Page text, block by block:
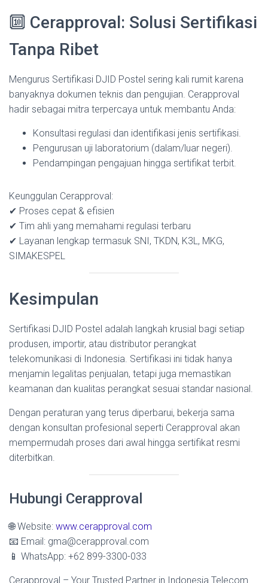
🔟 Cerapproval: Solusi Sertifikasi
Tanpa Ribet
Mengurus Sertifikasi DJID Postel sering kali rumit karena
banyaknya dokumen teknis dan pengujian. Cerapproval
hadir sebagai mitra terpercaya untuk membantu Anda:
Konsultasi regulasi dan identifikasi jenis sertifikasi.
Pengurusan uji laboratorium (dalam/luar negeri).
Pendampingan pengajuan hingga sertifikat terbit.
Keunggulan Cerapproval:
✔ Proses cepat & efisien
✔ Tim ahli yang memahami regulasi terbaru
✔ Layanan lengkap termasuk SNI, TKDN, K3L, MKG,
SIMAKESPEL
Kesimpulan
Sertifikasi DJID Postel adalah langkah krusial bagi setiap
produsen, importir, atau distributor perangkat
telekomunikasi di Indonesia. Sertifikasi ini tidak hanya
menjamin legalitas penjualan, tetapi juga memastikan
keamanan dan kualitas perangkat sesuai standar nasional.
Dengan peraturan yang terus diperbarui, bekerja sama
dengan konsultan profesional seperti Cerapproval akan
mempermudah proses dari awal hingga sertifikat resmi
diterbitkan.
Hubungi Cerapproval
🌐 Website: www.cerapproval.com
📧 Email: gma@cerapproval.com
📱 WhatsApp: +62 899-3300-033
Cerapproval – Your Trusted Partner in Indonesia Telecom